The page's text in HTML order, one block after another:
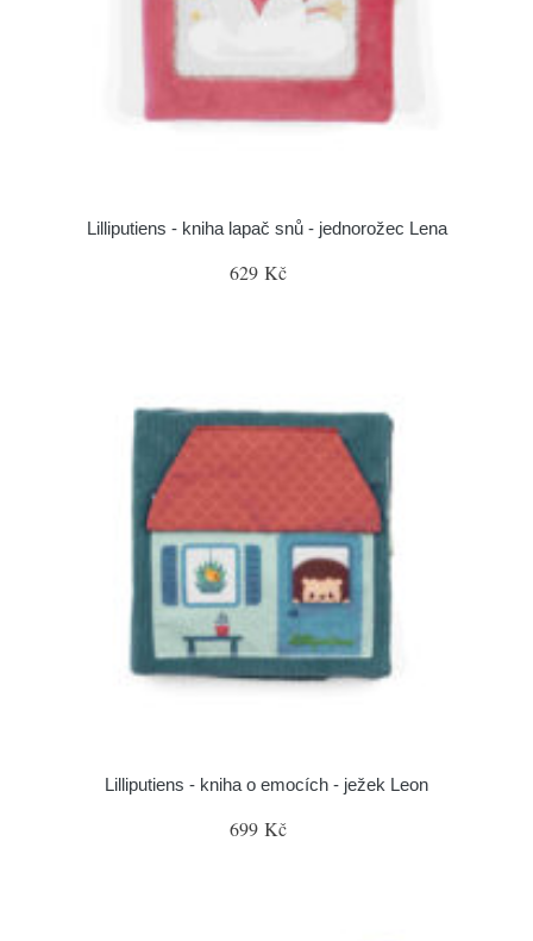
Lilliputiens - kniha lapač snů - jednorožec Lena
629 Kč
Lilliputiens - kniha o emocích - ježek Leon
699 Kč